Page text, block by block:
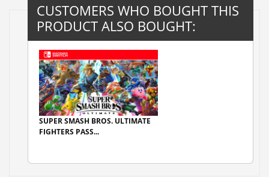
CUSTOMERS WHO BOUGHT THIS
PRODUCT ALSO BOUGHT:
SUPER SMASH BROS. ULTIMATE
FIGHTERS PASS...